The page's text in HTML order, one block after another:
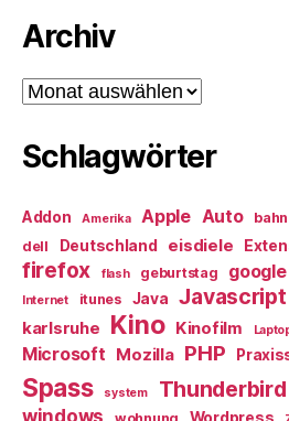
Archiv
Archiv
Schlagwörter
Addon Amerika Apple Auto bahn
dell Deutschland eisdiele
firefox flash geburtstag google
Internet itunes Java Javascript
karlsruhe Kino Kinofilm
Microsoft Mozilla PHP
Spass system Thunderbird
windows wohnung Wordpress